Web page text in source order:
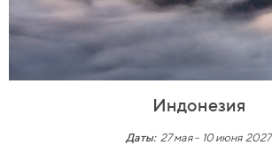
Индонезия
Даты: 27 мая- 10 июня 2027